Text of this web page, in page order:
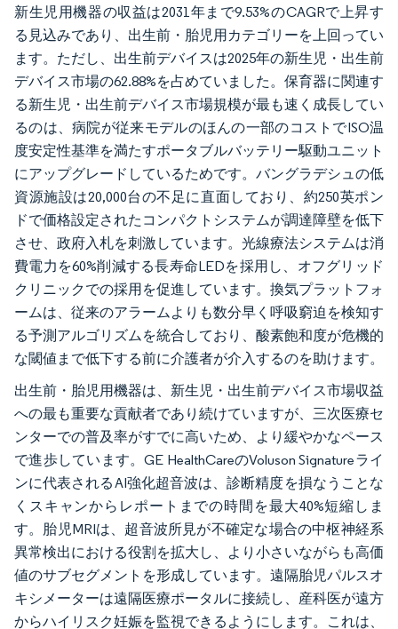
新生児用機器の収益は2031年まで9.53%のCAGRで上昇す
る見込みであり、出生前・胎児用カテゴリーを上回ってい
ます。ただし、出生前デバイスは2025年の新生児・出生前
デバイス市場の62.88%を占めていました。保育器に関連す
る新生児・出生前デバイス市場規模が最も速く成長してい
るのは、病院が従来モデルのほんの一部のコストでISO温
度安定性基準を満たすポータブルバッテリー駆動ユニット
にアップグレードしているためです。バングラデシュの低
資源施設は20,000台の不足に直面しており、約250英ポン
ドで価格設定されたコンパクトシステムが調達障壁を低下
させ、政府入札を刺激しています。光線療法システムは消
費電力を60%削減する長寿命LEDを採用し、オフグリッド
クリニックでの採用を促進しています。換気プラットフォ
ームは、従来のアラームよりも数分早く呼吸窮迫を検知す
る予測アルゴリズムを統合しており、酸素飽和度が危機的
な閾値まで低下する前に介護者が介入するのを助けます。
出生前・胎児用機器は、新生児・出生前デバイス市場収益
への最も重要な貢献者であり続けていますが、三次医療セ
ンターでの普及率がすでに高いため、より緩やかなペース
で進歩しています。GE HealthCareのVoluson Signatureライ
ンに代表されるAI強化超音波は、診断精度を損なうことな
くスキャンからレポートまでの時間を最大40%短縮しま
す。胎児MRIは、超音波所見が不確定な場合の中枢神経系
異常検出における役割を拡大し、より小さいながらも高価
値のサブセグメントを形成しています。遠隔胎児パルスオ
キシメーターは遠隔医療ポータルに接続し、産科医が遠方
からハイリスク妊娠を監視できるようにします。これは、